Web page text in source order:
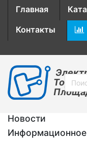
Главная
Контакты
Новости